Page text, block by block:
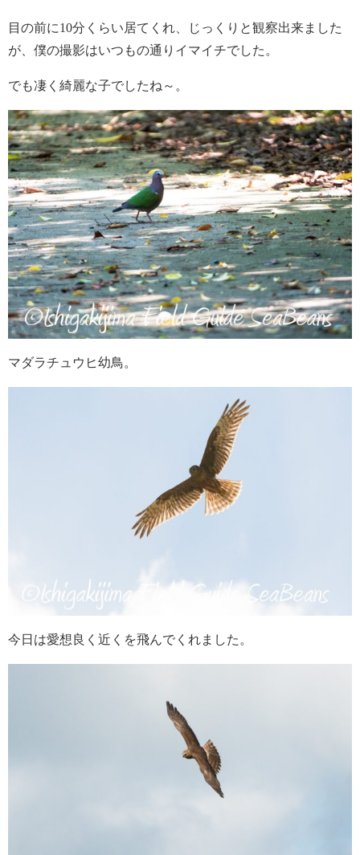
目の前に10分くらい居てくれ、じっくりと観察出来ました
が、僕の撮影はいつもの通りイマイチでした。
でも凄く綺麗な子でしたね～。
マダラチュウヒ幼鳥。
今日は愛想良く近くを飛んでくれました。